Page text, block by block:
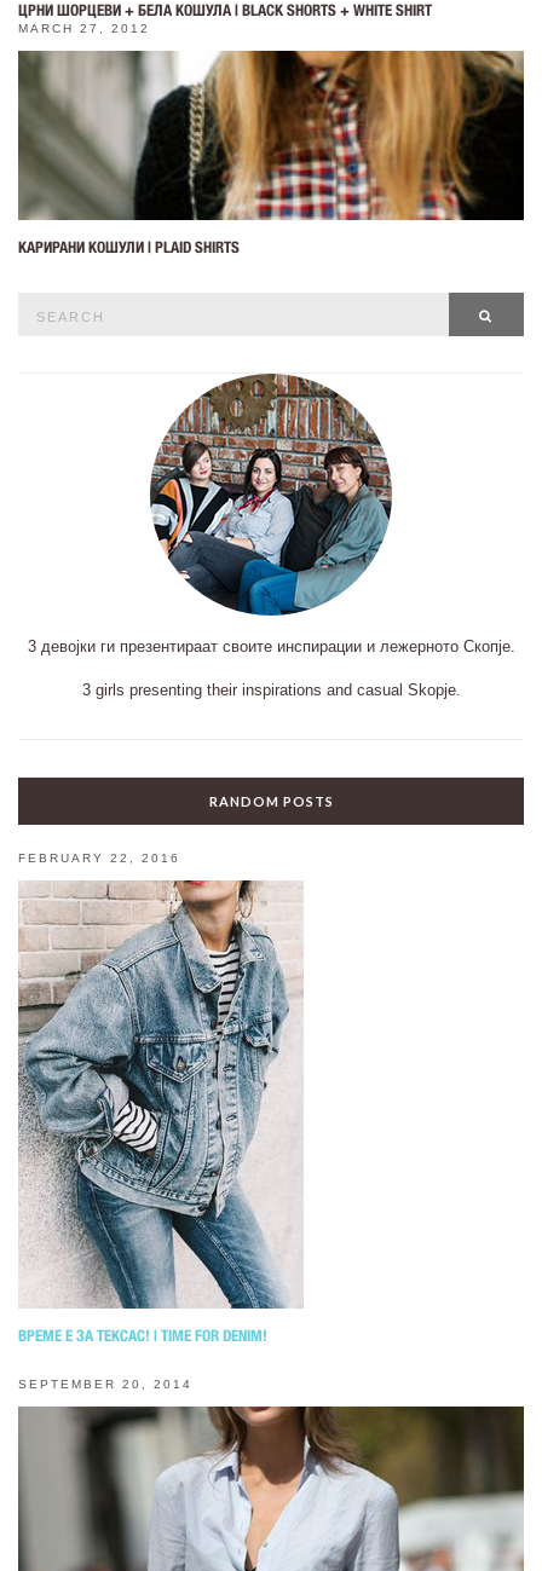
ЦРНИ ШОРЦЕВИ + БЕЛА КОШУЛА | BLACK SHORTS + WHITE SHIRT
MARCH 27, 2012
КАРИРАНИ КОШУЛИ | PLAID SHIRTS
3 девојки ги презентираат своите инспирации и лежерното Скопје.
3 girls presenting their inspirations and casual Skopje.
RANDOM POSTS
FEBRUARY 22, 2016
ВРЕМЕ Е ЗА ТЕКСАС! | TIME FOR DENIM!
SEPTEMBER 20, 2014